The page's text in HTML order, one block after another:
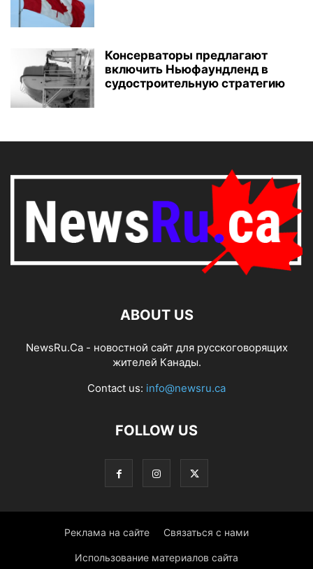
Консерваторы предлагают
включить Ньюфаундленд в
судостроительную стратегию
ABOUT US
NewsRu.Ca - новостной сайт для русскоговорящих
жителей Канады.
Contact us: info@newsru.ca
FOLLOW US
Реклама на сайте Связаться с нами
Использование материалов сайта